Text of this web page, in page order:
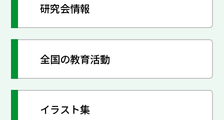
研究会情報
全国の教育活動
イラスト集